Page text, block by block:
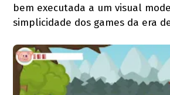
bem executada a um visual
simplicidade dos games da era